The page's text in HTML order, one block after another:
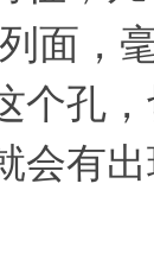
面，
个孔
会有